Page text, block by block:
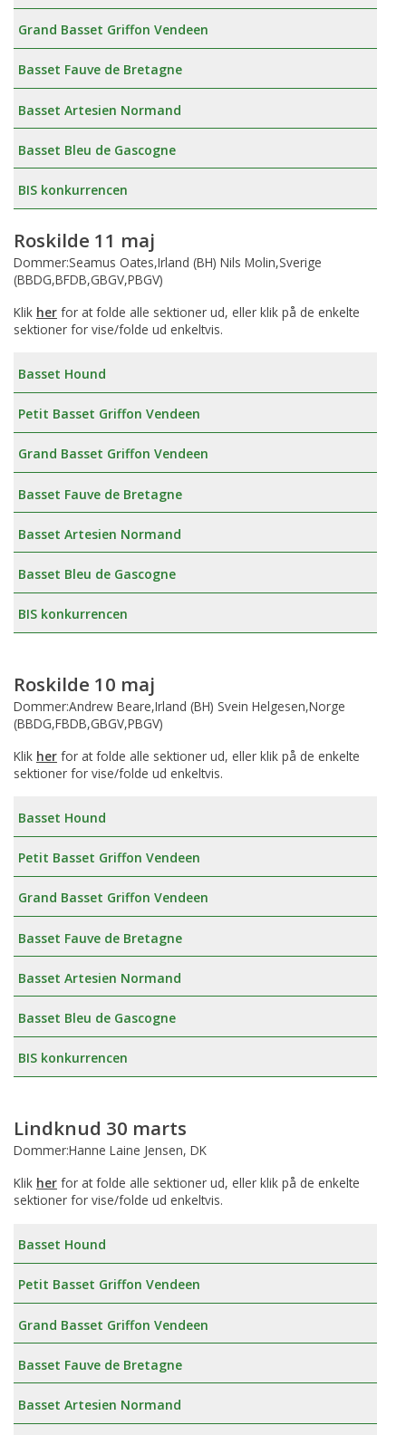
Grand Basset Griffon Vendeen
Basset Fauve de Bretagne
Basset Artesien Normand
Basset Bleu de Gascogne
BIS konkurrencen
Roskilde 11 maj
Dommer:Seamus Oates,Irland (BH) Nils Molin,Sverige
(BBDG,BFDB,GBGV,PBGV)
Klik her for at folde alle sektioner ud, eller klik på de enkelte
sektioner for vise/folde ud enkeltvis.
Basset Hound
Petit Basset Griffon Vendeen
Grand Basset Griffon Vendeen
Basset Fauve de Bretagne
Basset Artesien Normand
Basset Bleu de Gascogne
BIS konkurrencen
Roskilde 10 maj
Dommer:Andrew Beare,Irland (BH) Svein Helgesen,Norge
(BBDG,FBDB,GBGV,PBGV)
Klik her for at folde alle sektioner ud, eller klik på de enkelte
sektioner for vise/folde ud enkeltvis.
Basset Hound
Petit Basset Griffon Vendeen
Grand Basset Griffon Vendeen
Basset Fauve de Bretagne
Basset Artesien Normand
Basset Bleu de Gascogne
BIS konkurrencen
Lindknud 30 marts
Dommer:Hanne Laine Jensen, DK
Klik her for at folde alle sektioner ud, eller klik på de enkelte
sektioner for vise/folde ud enkeltvis.
Basset Hound
Petit Basset Griffon Vendeen
Grand Basset Griffon Vendeen
Basset Fauve de Bretagne
Basset Artesien Normand